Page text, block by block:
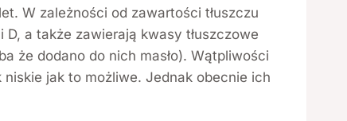
W zależności od zawartości tłuszczu
a także zawierają kwasy tłuszczowe
że dodano do nich masło). Wątpliwości
jak to możliwe. Jednak obecnie ich